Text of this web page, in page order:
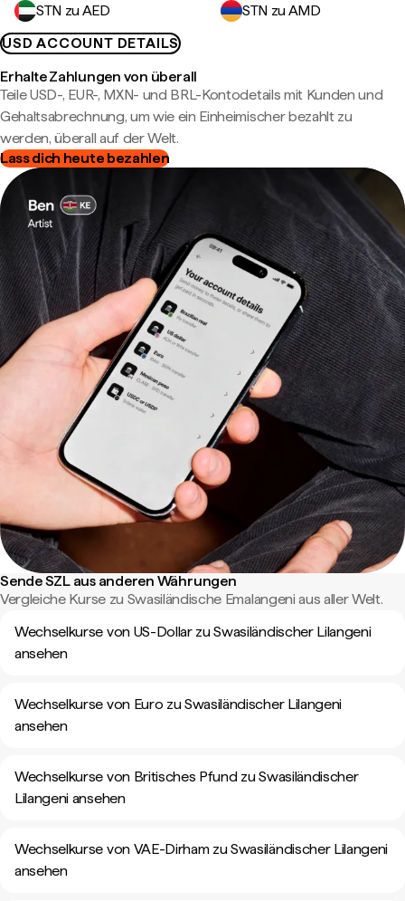
STN zu AED
STN zu AMD
USD ACCOUNT DETAILS
Erhalte Zahlungen von überall
Teile USD-, EUR-, MXN- und BRL-Kontodetails mit Kunden und
Gehaltsabrechnung, um wie ein Einheimischer bezahlt zu
werden, überall auf der Welt.
Lass dich heute bezahlen
Sende SZL aus anderen Währungen
Vergleiche Kurse zu Swasiländische Emalangeni aus aller Welt.
Wechselkurse von US-Dollar zu Swasiländischer Lilangeni
ansehen
Wechselkurse von Euro zu Swasiländischer Lilangeni
ansehen
Wechselkurse von Britisches Pfund zu Swasiländischer
Lilangeni ansehen
Wechselkurse von VAE-Dirham zu Swasiländischer Lilangeni
ansehen